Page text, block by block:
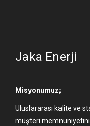
Jaka Enerji
Misyonumuz;
Uluslararası kalite ve
müşteri memnuniyetini